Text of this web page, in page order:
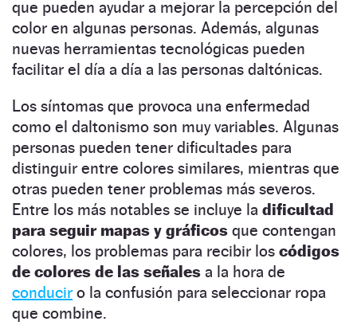
que pueden ayudar a mejorar la percepción del
color en algunas personas. Además, algunas
nuevas herramientas tecnológicas pueden
facilitar el día a día a las personas daltónicas.
Los síntomas que provoca una enfermedad
como el daltonismo son muy variables. Algunas
personas pueden tener dificultades para
distinguir entre colores similares, mientras que
otras pueden tener problemas más severos.
Entre los más notables se incluye la dificultad
para seguir mapas y gráficos que contengan
colores, los problemas para recibir los códigos
de colores de las señales a la hora de
conducir o la confusión para seleccionar ropa
que combine.